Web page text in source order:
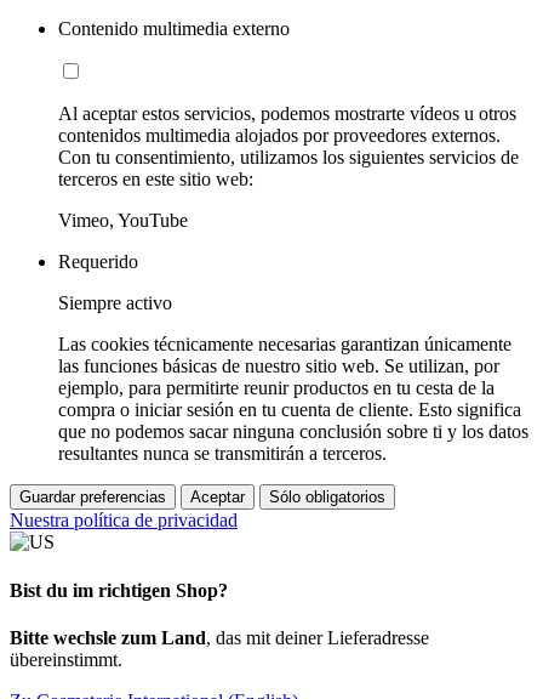
Contenido multimedia externo
Al aceptar estos servicios, podemos mostrarte vídeos u otros
contenidos multimedia alojados por proveedores externos.
Con tu consentimiento, utilizamos los siguientes servicios de
terceros en este sitio web:
Vimeo, YouTube
Requerido
Siempre activo
Las cookies técnicamente necesarias garantizan únicamente
las funciones básicas de nuestro sitio web. Se utilizan, por
ejemplo, para permitirte reunir productos en tu cesta de la
compra o iniciar sesión en tu cuenta de cliente. Esto significa
que no podemos sacar ninguna conclusión sobre ti y los datos
resultantes nunca se transmitirán a terceros.
Guardar preferencias Aceptar Sólo obligatorios
Nuestra política de privacidad
Bist du im richtigen Shop?
Bitte wechsle zum Land, das mit deiner Lieferadresse
übereinstimmt.